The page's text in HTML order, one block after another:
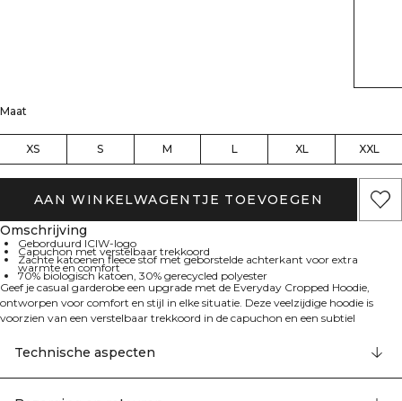
Maat
XS S M L XL XXL
AAN WINKELWAGENTJE TOEVOEGEN
Omschrijving
Geborduurd ICIW-logo
Capuchon met verstelbaar trekkoord
Zachte katoenen fleece stof met geborstelde achterkant voor extra
warmte en comfort
70% biologisch katoen, 30% gerecycled polyester
Geef je casual garderobe een upgrade met de Everyday Cropped Hoodie,
ontworpen voor comfort en stijl in elke situatie. Deze veelzijdige hoodie is
voorzien van een verstelbaar trekkoord in de capuchon en een subtiel
zachte katoenen fleece stof met een geborstelde achterkant voor extra
warmte en comfort. 70% biologisch katoen, 30% gerecycled polyester.
Technische aspecten